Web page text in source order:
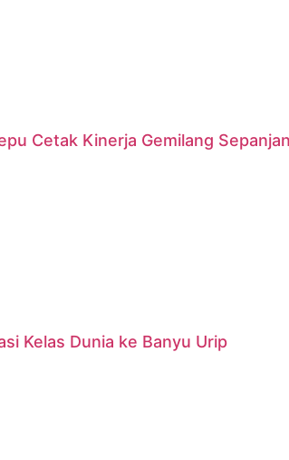
Cetak Kinerja Gemilang
Kelas Dunia ke Banyu Urip